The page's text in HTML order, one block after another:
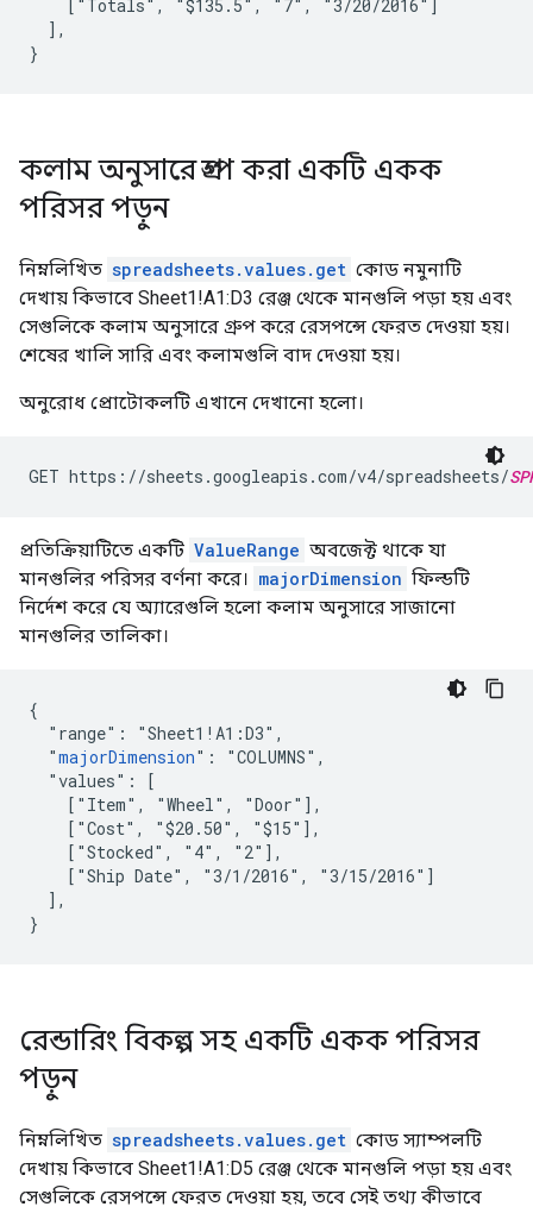
    ["Totals", "$135.5", "7", "3/20/2016"]
  ],
}
কলাম অনুসারে গ্রুপ করা একটি একক
পরিসর পড়ুন
নিম্নলিখিত spreadsheets.values.get কোড নমুনাটি
দেখায় কিভাবে Sheet1!A1:D3 রেঞ্জ থেকে মানগুলি পড়া হয় এবং
সেগুলিকে কলাম অনুসারে গ্রুপ করে রেসপন্সে ফেরত দেওয়া হয়।
শেষের খালি সারি এবং কলামগুলি বাদ দেওয়া হয়।
অনুরোধ প্রোটোকলটি এখানে দেখানো হলো।
GET https://sheets.googleapis.com/v4/spreadsheets/
প্রতিক্রিয়াটিতে একটি ValueRange অবজেক্ট থাকে যা
মানগুলির পরিসর বর্ণনা করে। majorDimension ফিল্ডটি
নির্দেশ করে যে অ্যারেগুলি হলো কলাম অনুসারে সাজানো
মানগুলির তালিকা।
{
  "range": "Sheet1!A1:D3",
  "
majorDimension": "COLUMNS",
  "values": [
    ["Item", "Wheel", "Door"],
    ["Cost", "$20.50", "$15"],
    ["Stocked", "4", "2"],
    ["Ship Date", "3/1/2016", "3/15/2016"]
  ],
}
রেন্ডারিং বিকল্প সহ একটি একক পরিসর
পড়ুন
নিম্নলিখিত spreadsheets.values.get কোড স্যাম্পলটি
দেখায় কিভাবে Sheet1!A1:D5 রেঞ্জ থেকে মানগুলি পড়া হয় এবং
সেগুলিকে রেসপন্সে ফেরত দেওয়া হয়, তবে সেই তথ্য কীভাবে